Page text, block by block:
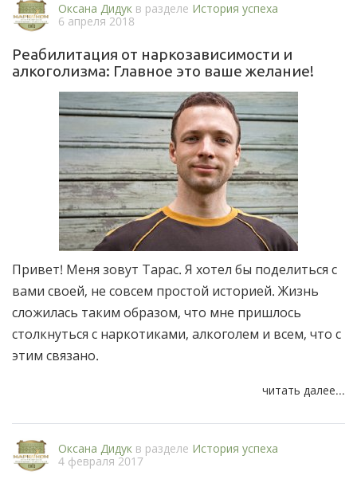
Оксана Дидук в разделе История успеха
6 апреля 2018
Реабилитация от наркозависимости и
алкоголизма: Главное это ваше желание!
Привет! Меня зовут Тарас. Я хотел бы поделиться с
вами своей, не совсем простой историей. Жизнь
сложилась таким образом, что мне пришлось
столкнуться с наркотиками, алкоголем и всем, что с
этим связано.
читать далее...
Оксана Дидук в разделе История успеха
4 февраля 2017